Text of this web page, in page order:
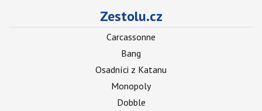
Zestolu.cz
Carcassonne
Bang
Osadníci z Katanu
Monopoly
Dobble